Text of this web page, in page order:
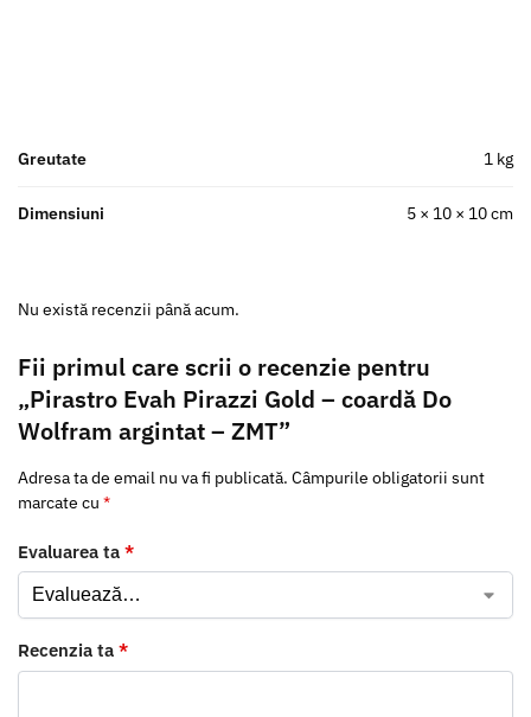
Greutate 1 kg
Dimensiuni 5 × 10 × 10 cm
Nu există recenzii până acum.
Fii primul care scrii o recenzie pentru
„Pirastro Evah Pirazzi Gold – coardă Do
Wolfram argintat – ZMT”
Adresa ta de email nu va fi publicată. Câmpurile obligatorii sunt
marcate cu *
Evaluarea ta *
Recenzia ta *